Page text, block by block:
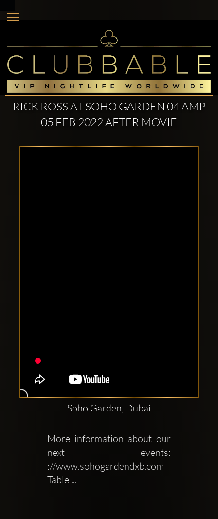
RICK ROSS AT SOHO GARDEN 04 AMP
05 FEB 2022 AFTER MOVIE
Soho Garden, Dubai
More information about our
next events:
://www.sohogardendxb.com
Table ...